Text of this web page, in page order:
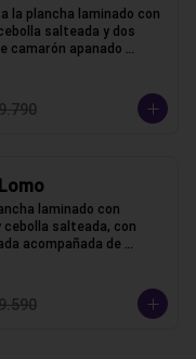
la plancha laminado con
salteada y dos
camarón apanado
laminado con
cebolla salteada, con
acompañada de